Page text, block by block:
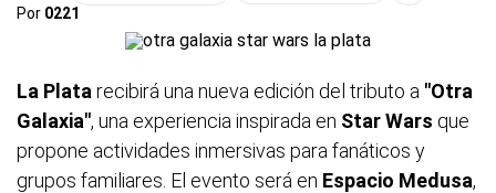
Por 0221
La Plata recibirá una nueva edición del tributo a "Otra
Galaxia", una experiencia inspirada en Star Wars que
propone actividades inmersivas para fanáticos y
grupos familiares. El evento será en Espacio Medusa,